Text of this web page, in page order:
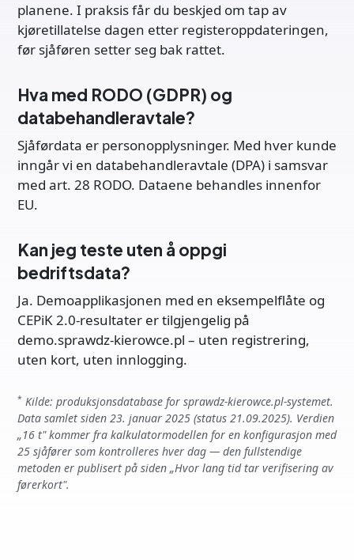
planene. I praksis får du beskjed om tap av
kjøretillatelse dagen etter registeroppdateringen,
før sjåføren setter seg bak rattet.
Hva med RODO (GDPR) og
databehandleravtale?
Sjåførdata er personopplysninger. Med hver kunde
inngår vi en databehandleravtale (DPA) i samsvar
med art. 28 RODO. Dataene behandles innenfor
EU.
Kan jeg teste uten å oppgi
bedriftsdata?
Ja. Demoapplikasjonen med en eksempelflåte og
CEPiK 2.0-resultater er tilgjengelig på
demo.sprawdz-kierowce.pl – uten registrering,
uten kort, uten innlogging.
* Kilde: produksjonsdatabase for sprawdz-kierowce.pl-systemet.
Data samlet siden 23. januar 2025 (status 21.09.2025). Verdien
„16 t" kommer fra kalkulatormodellen for en konfigurasjon med
25 sjåfører som kontrolleres hver dag — den fullstendige
metoden er publisert på siden „Hvor lang tid tar verifisering av
førerkort".